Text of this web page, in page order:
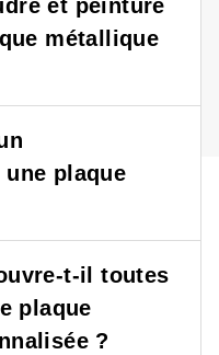
?
et peinture
métallique
plaque
t-il toutes
plaque
?